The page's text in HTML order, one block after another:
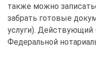
также можно
забрать готовые
услуги).
Федеральной